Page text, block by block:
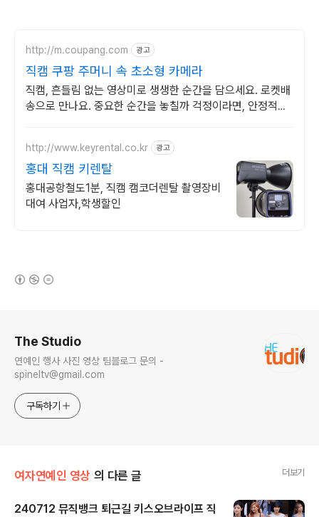
http://m.coupang.com 광고
직캠 쿠팡 주머니 속 초소형 카메라
직캠, 흔들림 없는 영상미로 생생한 순간을 담으세요. 로켓배
송으로 만나요. 중요한 순간을 놓칠까 걱정이라면, 안정적인
http://www.keyrental.co.kr 광고
홍대 직캠 키렌탈
홍대공항철도1분, 직캠 캠코더렌탈 촬영장비
대여 사업자,학생할인
The Studio
연예인 행사 사진 영상 팀블로그 문의 -
spineltv@gmail.com
구독하기
여자연예인 영상 의 다른 글 더보기
240712 뮤직뱅크 퇴근길 키스오브라이프 직